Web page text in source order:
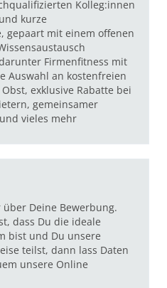
Kolleg:innen
kurze
gepaart mit einem offenen
Firmenfitness mit
Auswahl an kostenfreien
exklusive Rabatte bei
gemeinsamer
vieles mehr
Deine Bewerbung.
dass Du die ideale
bist und Du unsere
teilst, dann lass Daten
unsere Online